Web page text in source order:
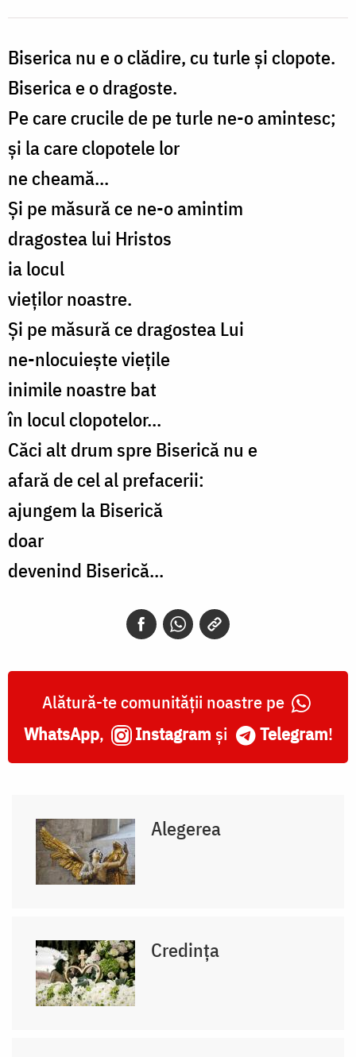
Biserica nu e o clădire, cu turle și clopote.
Biserica e o dragoste.
Pe care crucile de pe turle ne-o amintesc;
și la care clopotele lor
ne cheamă...
Și pe măsură ce ne-o amintim
dragostea lui Hristos
ia locul
vieților noastre.
Și pe măsură ce dragostea Lui
ne-nlocuiește viețile
inimile noastre bat
în locul clopotelor...
Căci alt drum spre Biserică nu e
afară de cel al prefacerii:
ajungem la Biserică
doar
devenind Biserică...
Alătură-te comunității noastre pe
WhatsApp, Instagram și Telegram!
Alegerea
Credința